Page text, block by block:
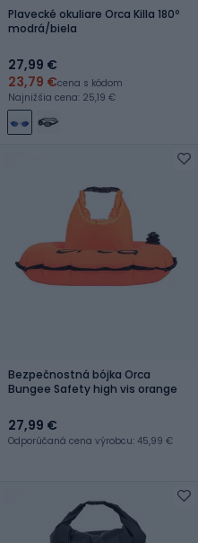
Plavecké okuliare Orca Killa 180º
modrá/biela
27,99 €
23,79 €cena s kódom
Najnižšia cena: 25,19 €
Bezpečnostná bójka Orca
Bungee Safety high vis orange
27,99 €
Odporúčaná cena výrobcu: 45,99 €